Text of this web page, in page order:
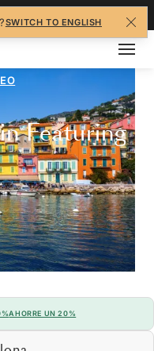
SWITCH TO ENGLISH
Featuring
AHORRE UN 20%